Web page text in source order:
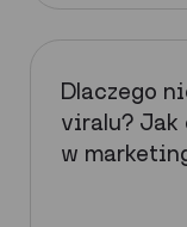
Dlaczego
viralu? Jak
w